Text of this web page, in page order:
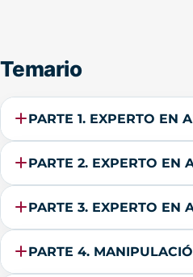
Temario
PARTE 1. EXPERTO EN
PARTE 2. EXPERTO EN
PARTE 3. EXPERTO EN
PARTE 4.